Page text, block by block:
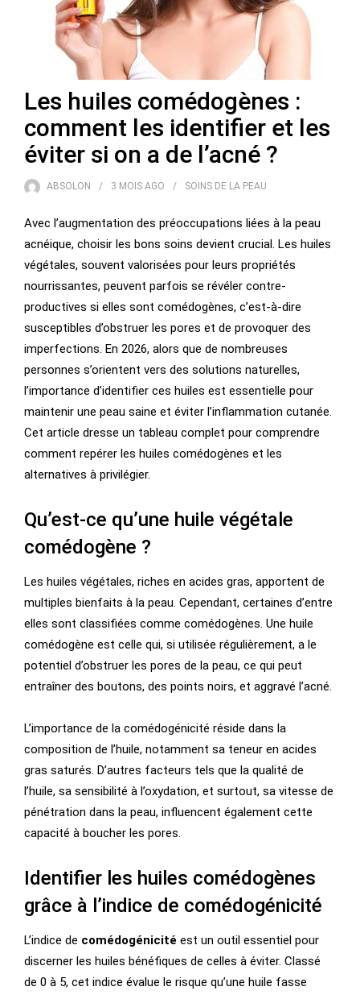
Les huiles comédogènes :
comment les identifier et les
éviter si on a de l’acné ?
ABSOLON 3 MOIS AGO SOINS DE LA PEAU
Avec l’augmentation des préoccupations liées à la peau
acnéique, choisir les bons soins devient crucial. Les huiles
végétales, souvent valorisées pour leurs propriétés
nourrissantes, peuvent parfois se révéler contre-
productives si elles sont comédogènes, c’est-à-dire
susceptibles d’obstruer les pores et de provoquer des
imperfections. En 2026, alors que de nombreuses
personnes s’orientent vers des solutions naturelles,
l’importance d’identifier ces huiles est essentielle pour
maintenir une peau saine et éviter l’inflammation cutanée.
Cet article dresse un tableau complet pour comprendre
comment repérer les huiles comédogènes et les
alternatives à privilégier.
Qu’est-ce qu’une huile végétale
comédogène ?
Les huiles végétales, riches en acides gras, apportent de
multiples bienfaits à la peau. Cependant, certaines d’entre
elles sont classifiées comme comédogènes. Une huile
comédogène est celle qui, si utilisée régulièrement, a le
potentiel d’obstruer les pores de la peau, ce qui peut
entraîner des boutons, des points noirs, et aggravé l’acné.
L’importance de la comédogénicité réside dans la
composition de l’huile, notamment sa teneur en acides
gras saturés. D’autres facteurs tels que la qualité de
l’huile, sa sensibilité à l’oxydation, et surtout, sa vitesse de
pénétration dans la peau, influencent également cette
capacité à boucher les pores.
Identifier les huiles comédogènes
grâce à l’indice de comédogénicité
L’indice de comédogénicité est un outil essentiel pour
discerner les huiles bénéfiques de celles à éviter. Classé
de 0 à 5, cet indice évalue le risque qu’une huile fasse